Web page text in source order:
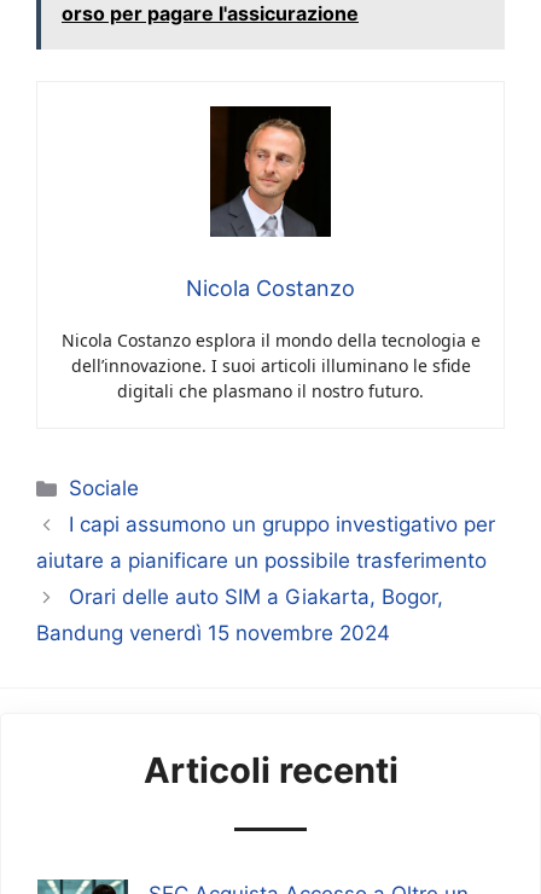
orso per pagare l'assicurazione
Nicola Costanzo
Nicola Costanzo esplora il mondo della tecnologia e
dell’innovazione. I suoi articoli illuminano le sfide
digitali che plasmano il nostro futuro.
Categorie
Sociale
I capi assumono un gruppo investigativo per
aiutare a pianificare un possibile trasferimento
Orari delle auto SIM a Giakarta, Bogor,
Bandung venerdì 15 novembre 2024
Articoli recenti